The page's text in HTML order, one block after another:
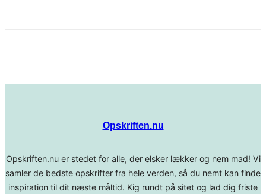
Opskriften.nu
Opskriften.nu er stedet for alle, der elsker lækker og nem mad! Vi
samler de bedste opskrifter fra hele verden, så du nemt kan finde
inspiration til dit næste måltid. Kig rundt på sitet og lad dig friste